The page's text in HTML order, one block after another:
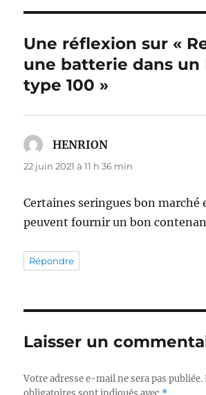
Une réflexion sur «
une batterie dans un
type 100 »
HENRION
22 juin 2021 à 11 h 36 min
Certaines seringues bon marché
peuvent fournir un bon
Répondre
Laisser un
Votre adresse e-mail ne sera pas publiée.